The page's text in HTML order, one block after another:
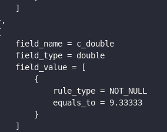
]
field_name = c_double
field_type = double
field_value = [
{
rule_type = NOT_NULL
equals_to = 9.33333
}
]